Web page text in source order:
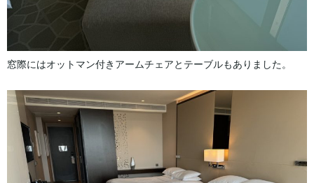
窓際にはオットマン付きアームチェアとテーブルもありました。